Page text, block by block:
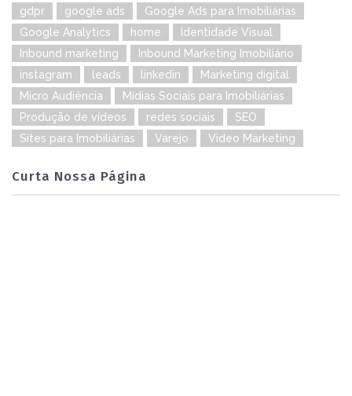
gdpr
google ads
Google Ads para Imobiliárias
Google Analytics
home
Identidade Visual
Inbound marketing
Inbound Marketing Imobiliário
instagram
leads linkedin
Marketing digital
Micro Audiência
Mídias Sociais para Imobiliárias
Produção de vídeos
redes sociais
SEO
Sites para Imobiliárias
Varejo Video Marketing
Curta Nossa Página